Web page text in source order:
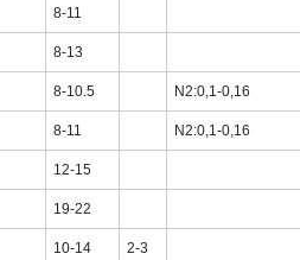
8-11
8-13
8-10.5 N2:0,1-0,16
8-11 N2:0,1-0,16
12-15
19-22
10-14 2-3